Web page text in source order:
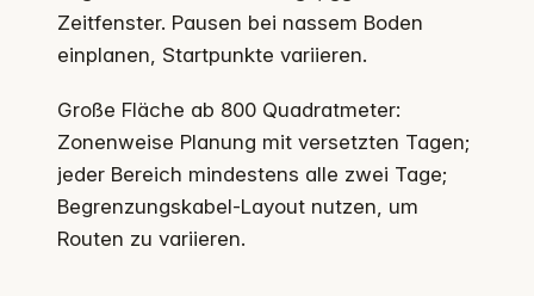
Zeitfenster. Pausen bei nassem Boden
einplanen, Startpunkte variieren.
Große Fläche ab 800 Quadratmeter:
Zonenweise Planung mit versetzten Tagen;
jeder Bereich mindestens alle zwei Tage;
Begrenzungskabel-Layout nutzen, um
Routen zu variieren.